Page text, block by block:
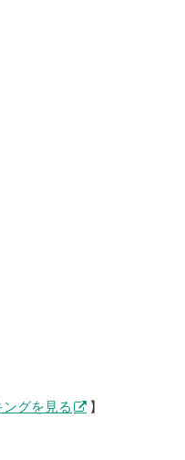
グを見る 】